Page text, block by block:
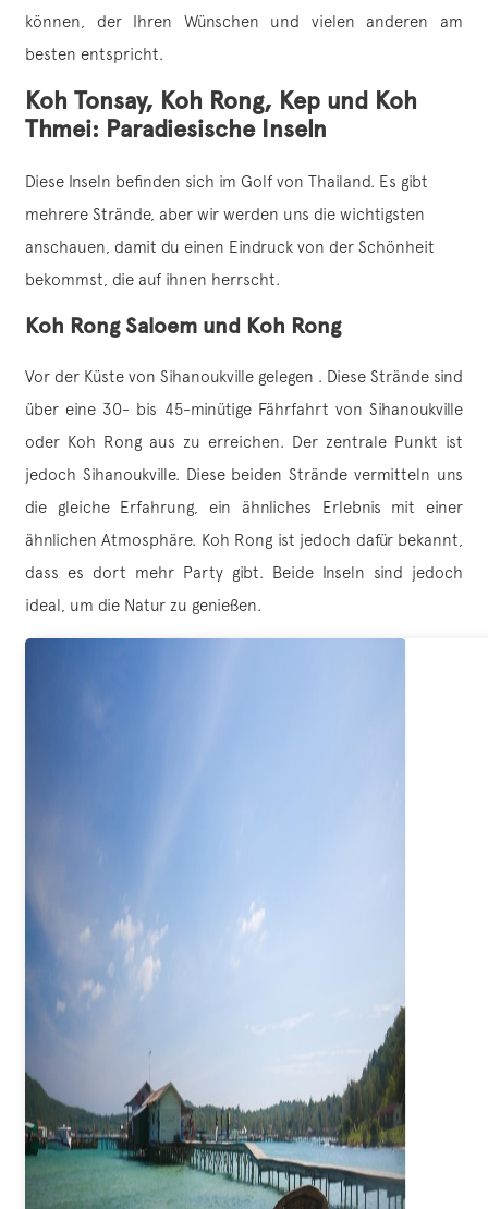
können, der Ihren Wünschen und vielen anderen am
besten entspricht.
Koh Tonsay, Koh Rong, Kep und Koh
Thmei: Paradiesische Inseln
Diese Inseln befinden sich im Golf von Thailand. Es gibt
mehrere Strände, aber wir werden uns die wichtigsten
anschauen, damit du einen Eindruck von der Schönheit
bekommst, die auf ihnen herrscht.
Koh Rong Saloem und Koh Rong
Vor der Küste von Sihanoukville gelegen . Diese Strände sind
über eine 30- bis 45-minütige Fährfahrt von Sihanoukville
oder Koh Rong aus zu erreichen. Der zentrale Punkt ist
jedoch Sihanoukville. Diese beiden Strände vermitteln uns
die gleiche Erfahrung, ein ähnliches Erlebnis mit einer
ähnlichen Atmosphäre. Koh Rong ist jedoch dafür bekannt,
dass es dort mehr Party gibt. Beide Inseln sind jedoch
ideal, um die Natur zu genießen.